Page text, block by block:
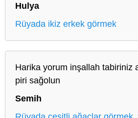
Hulya
Rüyada ikiz erkek görmek
Harika yorum inşallah tabiriniz
piri sağolun
Semih